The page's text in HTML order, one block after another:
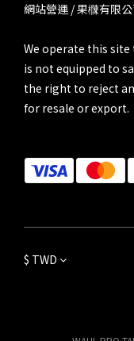
網站營運 / 果樄有限
We operate this site
is not equipped to
the right to reject
for resale or export.
$ TWD